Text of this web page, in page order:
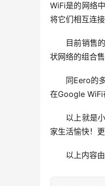
WiFi是的网络
将它们相互连
目前销售
状网络的组合
同Eero的
在Google
以上就是
家生活愉快！
以上内容